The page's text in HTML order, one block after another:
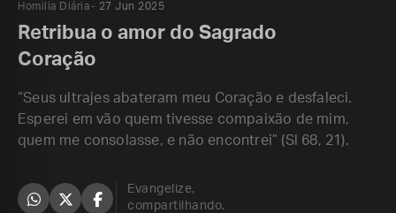
Homilia Diária 27 Jun 2025
Retribua o amor do Sagrado
Coração
“Seus ultrajes abateram meu Coração e desfaleci.
Esperei em vão quem tivesse compaixão de mim,
quem me consolasse, e não encontrei” (Sl 68, 21).
Evangelize,
compartilhando.